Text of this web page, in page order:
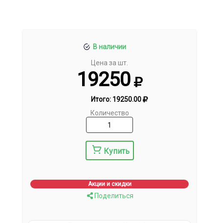
В наличии
Цена за шт.
19250
Итого: 19250.00
Количество
Купить
Акции и скидки
Поделиться